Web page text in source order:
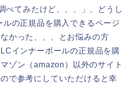
べてみたけど、、、」、どうし
の正規品を購入できるページ
かった、、、とお悩みの方
インナーボールの正規品を購
ゾン（amazon）以外のサイト
で参考にしていただけると幸